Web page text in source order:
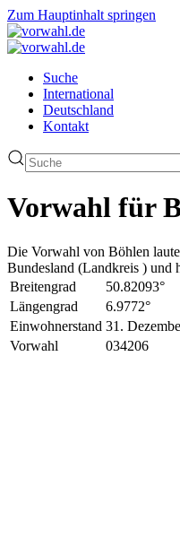
Zum Hauptinhalt springen
Suche
International
Deutschland
Kontakt
Vorwahl für
Die Vorwahl von Böhlen
Bundesland (Landkreis ) und
Breitengrad
50.82093°
Längengrad
6.9772°
Einwohnerstand 31.
Vorwahl
034206